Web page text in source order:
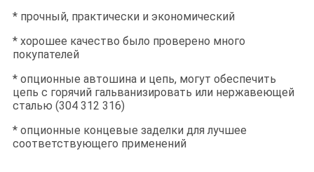
* прочный, практически и экономический
* хорошее качество было проверено много
покупателей
* опционные автошина и цепь, могут обеспечить
цепь с горячий гальванизировать или нержавеющей
сталью (304 312 316)
* опционные концевые заделки для лучшее
соответствующего применений